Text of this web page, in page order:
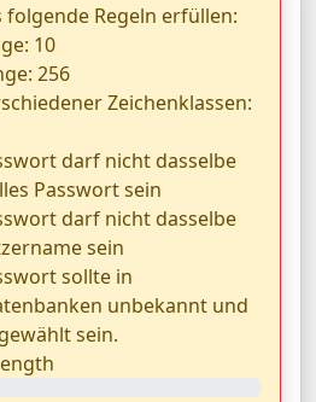
Regeln erfüllen:
10
256
Zeichenklassen:
darf nicht dasselbe
Passwort sein
darf nicht dasselbe
sein
sollte in
unbekannt und
sein.